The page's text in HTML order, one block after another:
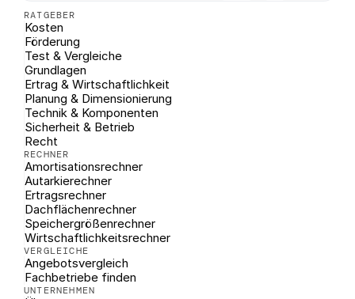
RATGEBER
Kosten
Förderung
Test & Vergleiche
Grundlagen
Ertrag & Wirtschaftlichkeit
Planung & Dimensionierung
Technik & Komponenten
Sicherheit & Betrieb
Recht
RECHNER
Amortisationsrechner
Autarkierechner
Ertragsrechner
Dachflächenrechner
Speichergrößenrechner
Wirtschaftlichkeitsrechner
VERGLEICHE
Angebotsvergleich
Fachbetriebe finden
UNTERNEHMEN